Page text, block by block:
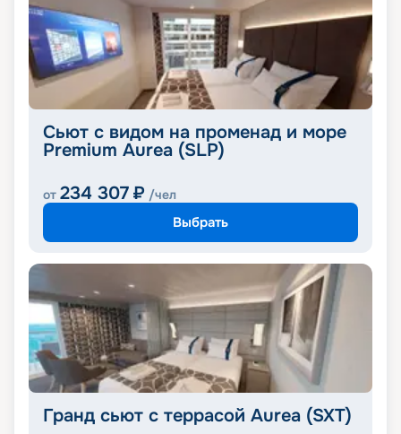
Сьют с видом на променад и море
Premium Aurea (SLP)
от 234 307 ₽ /чел
Выбрать
Гранд сьют с террасой Aurea (SXT)